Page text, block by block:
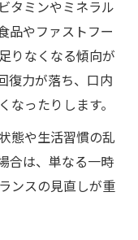
タミンやミネラル
品やファストフー
りなくなる傾向が
復力が落ち、口内
ったりします。
態や生活習慣の乱
合は、単なる一時
ンスの見直しが重